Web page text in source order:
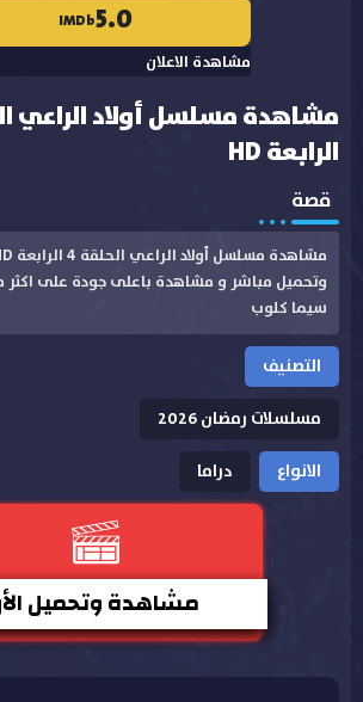
5.0
IMDb
مشاهدة الاعلان
الرابعة HD
قصة
وتحميل مباشر و مشاهدة باعلى جودة على
سيما كلوب
التصنيف
مسلسلات رمضان 2026
الانواع
دراما
مشاهدة وتحميل